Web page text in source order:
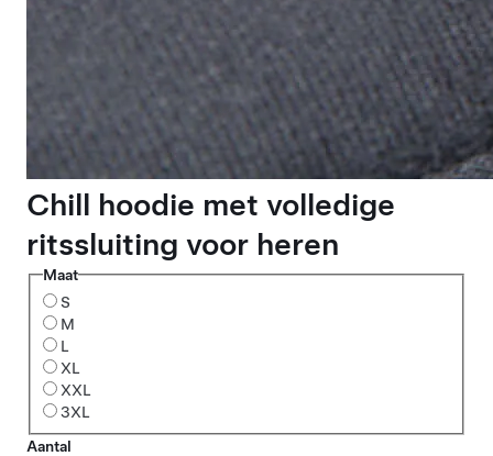
Chill hoodie met volledige
ritssluiting voor heren
Maat
S
M
L
XL
XXL
3XL
Aantal